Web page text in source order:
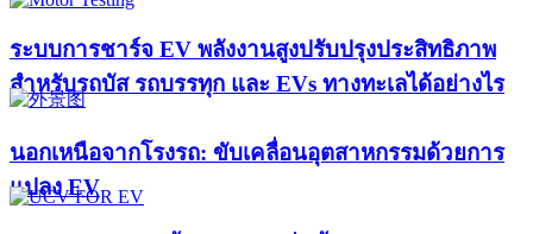
ระบบการชาร์จ EV พลังงานสูงปรับปรุงประสิทธิภาพ
สำหรับรถบัส รถบรรทุก และ EVs ทางทะเลได้อย่างไร
นอกเหนือจากโรงรถ: ขับเคลื่อนอุตสาหกรรมด้วยการ
แปลง EV